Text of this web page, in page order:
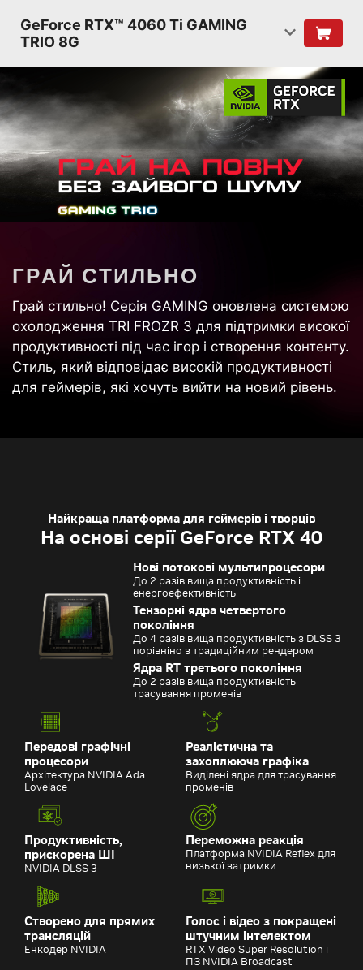
GeForce RTX™ 4060 Ti GAMING
TRIO 8G
ГРАЙ СТИЛЬНО
Грай стильно! Серія GAMING оновлена системою
охолодження TRI FROZR 3 для підтримки високої
продуктивності під час ігор і створення контенту.
Стиль, який відповідає високій продуктивності
для геймерів, які хочуть вийти на новий рівень.
Найкраща платформа для геймерів і творців
На основі серії GeForce RTX 40
Нові потокові мультипроцесори
До 2 разів вища продуктивність і
енергоефективність
Тензорні ядра четвертого
покоління
До 4 разів вища продуктивність з DLSS 3
порівніно з традиційним рендером
Ядра RT третього покоління
До 2 разів вища продуктивність
трасування променів
Передові графічні
процесори
Архітектура NVIDIA Ada
Lovelace
Реалістична та
захоплююча графіка
Виділені ядра для трасування
променів
Продуктивність,
прискорена ШІ
NVIDIA DLSS 3
Переможна реакція
Платформа NVIDIA Reflex для
низької затримки
Створено для прямих
трансляцій
Енкодер NVIDIA
Голос і відео з покращені
штучним інтелектом
RTX Video Super Resolution і
ПЗ NVIDIA Broadcast